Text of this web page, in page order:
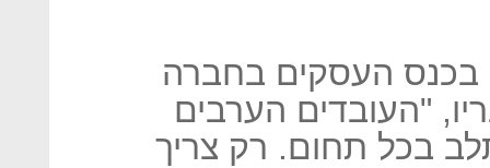
העסקים בחברה
"העובדים הערבים
בכל תחום. רק צריך